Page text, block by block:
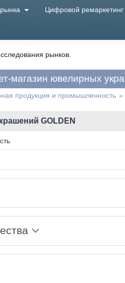
Цифровой
рынков.
магазин ювелирных
продукция и промышленность »
GOLDEN
- упаковка для ювелирных
сертификаты